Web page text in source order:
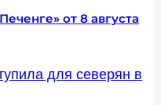
от 8 августа